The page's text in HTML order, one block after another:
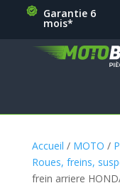
Garantie 6
mois*
Accueil / MOTO /
Roues, freins,
frein arriere